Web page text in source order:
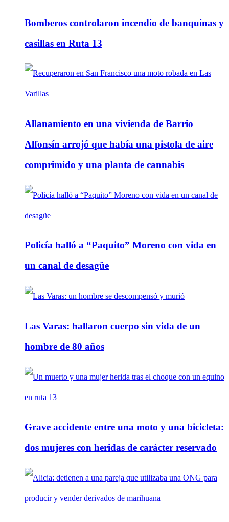
Bomberos controlaron incendio de banquinas y
casillas en Ruta 13
Allanamiento en una vivienda de Barrio
Alfonsín arrojó que había una pistola de aire
comprimido y una planta de cannabis
Policía halló a “Paquito” Moreno con vida en
un canal de desagüe
Las Varas: hallaron cuerpo sin vida de un
hombre de 80 años
Grave accidente entre una moto y una bicicleta:
dos mujeres con heridas de carácter reservado